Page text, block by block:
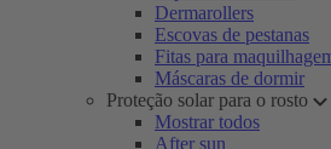
Dermarollers
Escovas de pestanas
Fitas para
Máscaras de dormir
Proteção solar para o rosto
Mostrar todos
After sun